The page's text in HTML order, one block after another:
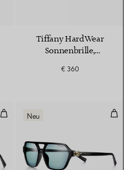
Tiffany HardWear
Sonnenbrille,
Metall, Gläser in
€ 360
Sonnenbrille aus schwarzem
Neu